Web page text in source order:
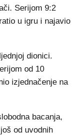
Serijom 9:2
u igru i najavio
dionici.
od 10
izjednačenje na
bacanja,
od uvodnih